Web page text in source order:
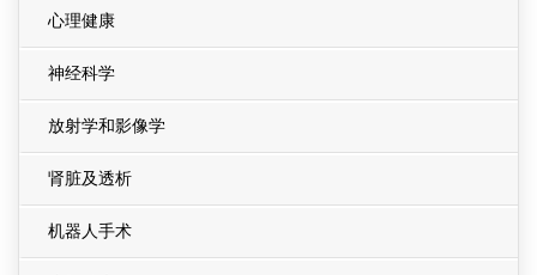
心理健康
神经科学
放射学和影像学
肾脏及透析
机器人手术